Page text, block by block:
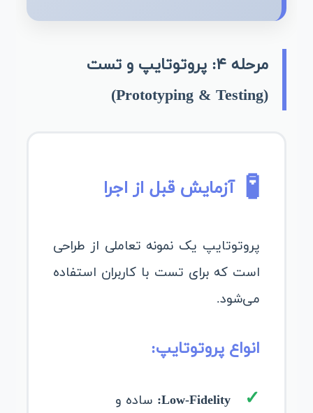
مرحله ۴: پروتوتایپ و تست
(Prototyping & Testing)
🧪 آزمایش قبل از اجرا
پروتوتایپ یک نمونه تعاملی از طراحی
است که برای تست با کاربران استفاده
می‌شود.
انواع پروتوتایپ:
Low-Fidelity: ساده و